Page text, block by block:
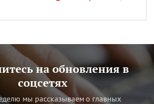
на обновления в
соцсетях
мы рассказываем о главных